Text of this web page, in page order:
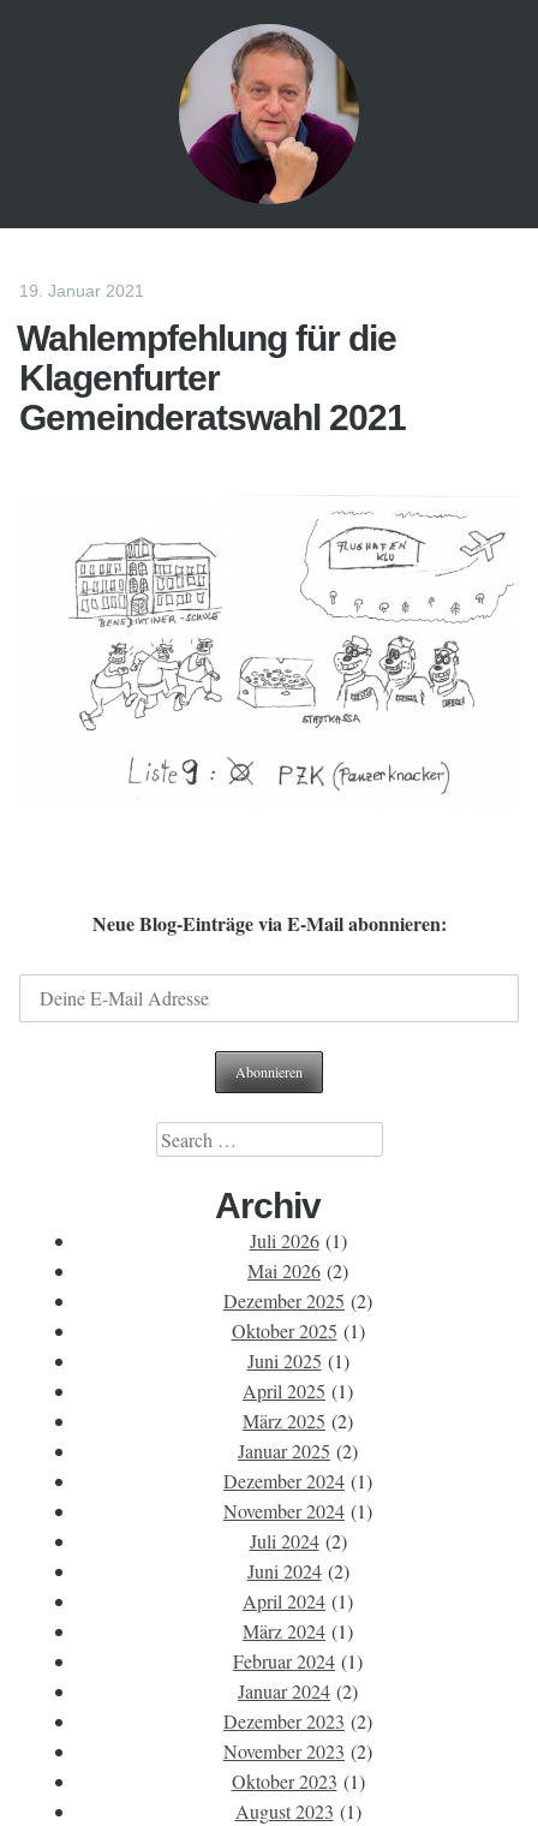
19. Januar 2021
Wahlempfehlung für die
Klagenfurter
Gemeinderatswahl 2021
Neue Blog-Einträge via E-Mail abonnieren:
Search
Archiv
Juli 2026(1)
Mai 2026 (2)
Dezember 2025 (2)
Oktober 2025 (1)
Juni 2025 (1)
April 2025 (1)
März 2025 (2)
Januar 2025 (2)
Dezember 2024 (1)
November 2024 (1)
Juli 2024(2)
Juni 2024(2)
April 2024 (1)
März 2024 (1)
Februar 2024 (1)
Januar 2024 (2)
Dezember 2023 (2)
November 2023 (2)
Oktober 2023 (1)
August 2023 (1)